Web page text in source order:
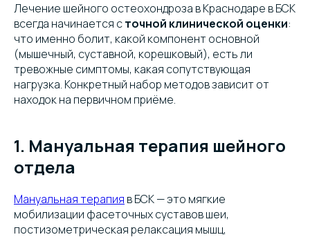
Лечение шейного остеохондроза в Краснодаре в БСК
всегда начинается сточной клинической оценки:
что именно болит, какой компонент основной
(мышечный, суставной, корешковый), есть ли
тревожные симптомы, какая сопутствующая
нагрузка. Конкретный набор методов зависит от
находок на первичном приёме.
1. Мануальная терапия шейного
отдела
Мануальная терапия в БСК — это мягкие
мобилизации фасеточных суставов шеи,
постизометрическая релаксация мышц,